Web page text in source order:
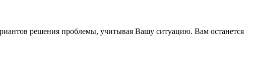
решения проблемы, учитывая Вашу ситуацию. Вам останется